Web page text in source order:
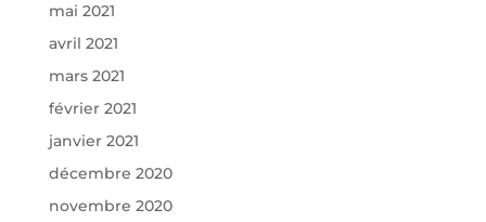
mai 2021
avril 2021
mars 2021
février 2021
janvier 2021
décembre 2020
novembre 2020